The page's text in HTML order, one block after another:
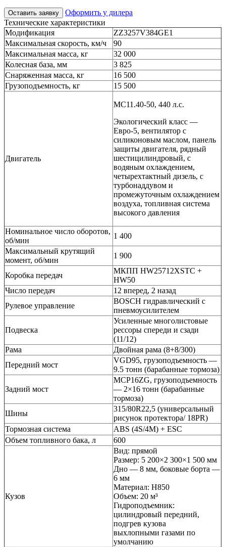
Оставить заявку
Оформить у дилера
Технические характеристики
Модификация
ZZ3257V384GE1
Максимальная скорость, км/ч
90
Максимальная масса, кг
32 000
Колесная база, мм
3 825
Снаряженная масса, кг
16 500
Грузоподъемность, кг
15 500
Двигатель
MC11.40-50, 440 л.с.
Экологический класс —
Евро-5, вентилятор с
силиконовым маслом, панель
защиты двигателя, рядный
шестицилиндровый, с
водяным охлаждением,
четырехтактный дизель, с
турбонаддувом и
промежуточным охлаждением
воздуха, топливная система
высокого давления
Номинальное число оборотов,
об/мин
1 400
Максимальный крутящий
момент, об/мин
1 900
Коробка передач
МКПП HW25712XSTC +
HW50
Число передач
12 вперед, 2 назад
Рулевое управление
BOSCH гидравлический с
пневмоусилителем
Подвеска
Усиленные многолистовые
рессоры спереди и сзади
(11/12)
Рама
Двойная рама (8+8/300)
Передний мост
VGD95, грузоподъемность —
9.5 тонн (барабанные тормоза)
Задний мост
MCP16ZG, грузоподъемность
— 2×16 тонн (барабанные
тормоза)
Шины
315/80R22,5 (универсальный
рисунок протектора/ 18PR)
Тормозная система
ABS (4S/4M) + ESC
Объем топливного бака, л
600
Кузов
Вид: прямой
Размер: 5 200×2 300×1 500 мм
Дно — 8 мм, боковые борта —
6 мм
Материал: H850
Объем: 20 м³
Гидроподъемник:
цилиндровый передний,
подгрев кузова
выхлопными газами по
умолчанию